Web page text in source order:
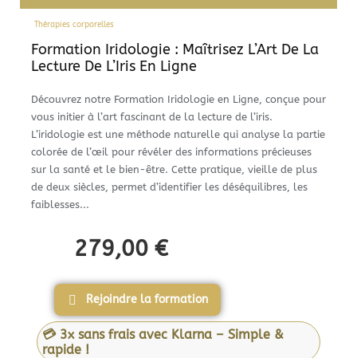
Thérapies corporelles
Formation Iridologie : Maîtrisez L’Art De La
Lecture De L’Iris En Ligne
Découvrez notre Formation Iridologie en Ligne, conçue pour
vous initier à l’art fascinant de la lecture de l’iris.
L’iridologie est une méthode naturelle qui analyse la partie
colorée de l’œil pour révéler des informations précieuses
sur la santé et le bien-être. Cette pratique, vieille de plus
de deux siècles, permet d’identifier les déséquilibres, les
faiblesses...
279,00 €
Rejoindre la formation
💳 3x sans frais avec Klarna – Simple &
rapide !